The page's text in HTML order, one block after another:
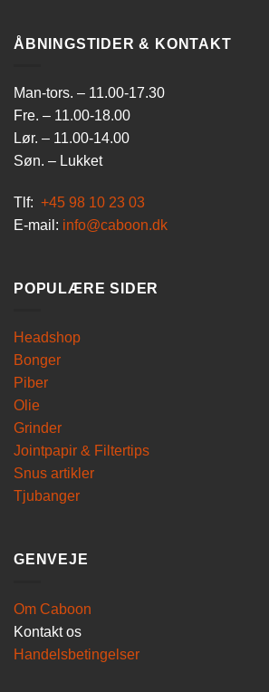
ÅBNINGSTIDER & KONTAKT
Man-tors. – 11.00-17.30
Fre. – 11.00-18.00
Lør. – 11.00-14.00
Søn. – Lukket
Tlf: +45 98 10 23 03
E-mail: info@caboon.dk
POPULÆRE SIDER
Headshop
Bonger
Piber
Olie
Grinder
Jointpapir & Filtertips
Snus artikler
Tjubanger
GENVEJE
Om Caboon
Kontakt os
Handelsbetingelser